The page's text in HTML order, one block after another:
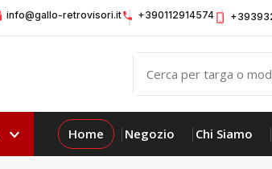
info@gallo-retrovisori.it +390112914574
Home Negozio Chi Siamo